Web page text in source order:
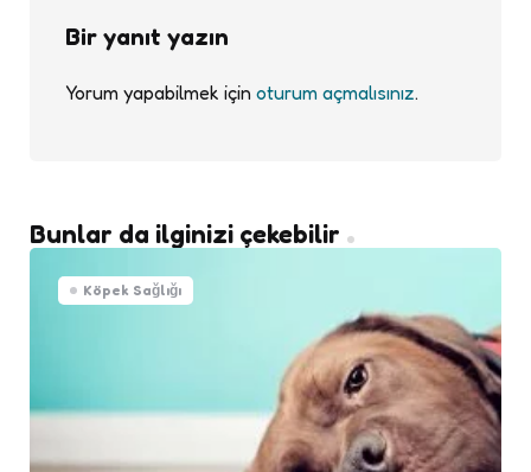
Bir yanıt yazın
Yorum yapabilmek için oturum açmalısınız.
Bunlar da ilginizi çekebilir
Köpek Sağlığı